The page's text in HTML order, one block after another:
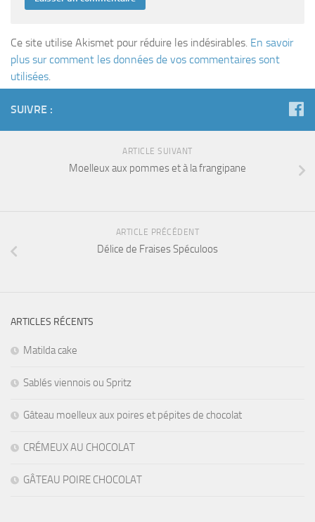
Ce site utilise Akismet pour réduire les indésirables. En savoir
plus sur comment les données de vos commentaires sont
utilisées
SUIVRE :
ARTICLE SUIVANT
Moelleux aux pommes et à la frangipane
ARTICLE PRÉCÉDENT
Délice de Fraises Spéculoos
ARTICLES RÉCENTS
Matilda cake
Sablés viennois ou Spritz
Gâteau moelleux aux poires et pépites de chocolat
CRÉMEUX AU CHOCOLAT
GÂTEAU POIRE CHOCOLAT